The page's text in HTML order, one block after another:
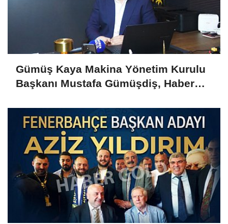
Gümüş Kaya Makina Yönetim Kurulu
Başkanı Mustafa Gümüşdiş, Haber